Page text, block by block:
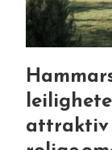
attraktiv